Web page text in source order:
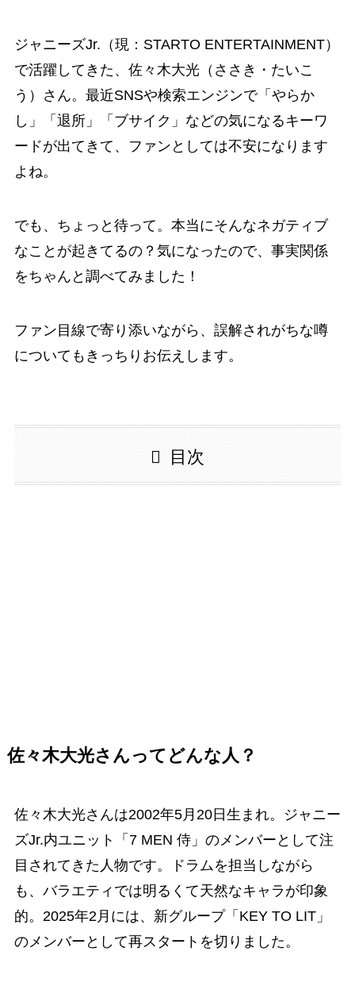
ジャニーズJr.（現：STARTO ENTERTAINMENT）
で活躍してきた、佐々木大光（ささき・たいこ
う）さん。最近SNSや検索エンジンで「やらか
し」「退所」「ブサイク」などの気になるキーワ
ードが出てきて、ファンとしては不安になります
よね。
でも、ちょっと待って。本当にそんなネガティブ
なことが起きてるの？気になったので、事実関係
をちゃんと調べてみました！
ファン目線で寄り添いながら、誤解されがちな噂
についてもきっちりお伝えします。
目次
佐々木大光さんってどんな人？
佐々木大光さんは2002年5月20日生まれ。ジャニー
ズJr.内ユニット「7 MEN 侍」のメンバーとして注
目されてきた人物です。ドラムを担当しながら
も、バラエティでは明るくて天然なキャラが印象
的。2025年2月には、新グループ「KEY TO LIT」
のメンバーとして再スタートを切りました。